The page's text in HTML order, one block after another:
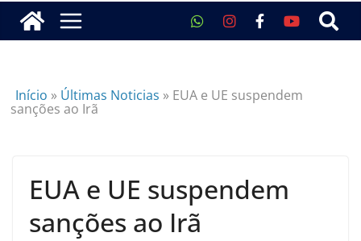
Início » Últimas Noticias » EUA e UE suspendem
sanções ao Irã
EUA e UE suspendem
sanções ao Irã